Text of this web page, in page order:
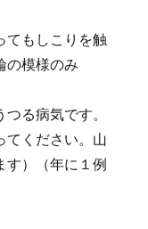
てもしこりを触
の模様のみ
る病気です。
てください。山
す）（年に１例